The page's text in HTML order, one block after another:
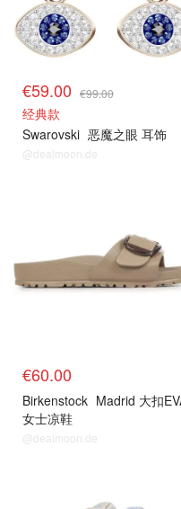
€59.00 €99.00
经典款
Swarovski 恶魔之眼 耳饰
@dealmoon.de
€60.00
Birkenstock Madrid 大扣
女士凉鞋
@dealmoon.de